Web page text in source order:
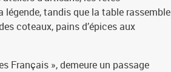
légende, tandis que la table rassemble
coteaux, pains d’épices aux
Français », demeure un passage